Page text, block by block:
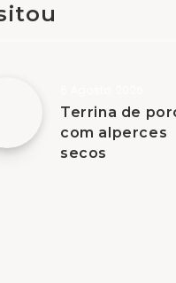
Terrina de
com alperces
secos